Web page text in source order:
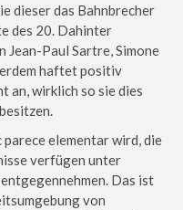
dieser das Bahnbrecher
des 20. Dahinter
Paul Sartre, Simone
haftet positiv
an, wirklich so sie dies
parece elementar wird, die
verfügen unter
Das ist
von